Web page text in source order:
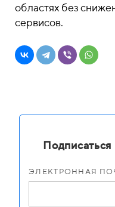
областях без
сервисов.
ЭЛЕКТРОННАЯ